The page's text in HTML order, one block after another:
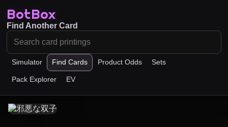
BotBox
Simulator Find Cards Product Odds Sets
Pack Explorer EV
Find Another Card